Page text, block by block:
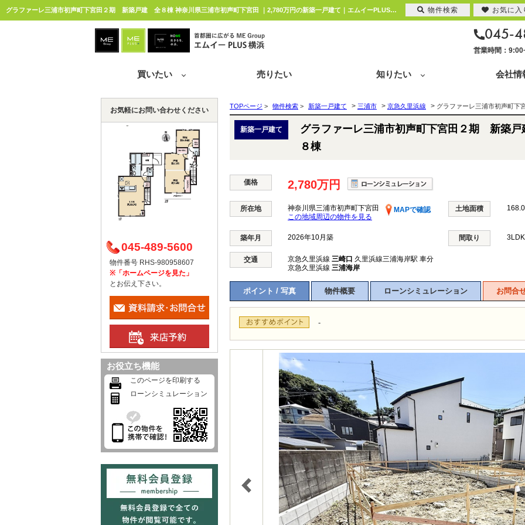
グラファーレ三浦市初声町下宮田２期 新築戸建 全８棟 神奈川県三浦市初声町下宮田 ｜2,780万円の新築一戸建て｜エムイーPLUS横浜
045-
営業時間：
買いたい 売りたい 知りたい 会社情
TOPページ > 物件検索 > 新築一戸建て > 三浦市 > 京急久里浜線 > グラファーレ三浦市初声町
新築一戸建て
グラファーレ三浦市初声町下宮田２期 新築
８棟
価格 2,780万円
所在地 神奈川県三浦市初声町下宮田
MAPで確認
この地域周辺の物件を見る
土地面積
築年月 2026年10月築 間取り
交通 京急久里浜線 三崎口 久里浜線三浦海岸駅 車分
京急久里浜線 三浦海岸
ポイント / 写真 物件概要 ローンシミュレーション お問合
-
お気軽にお問い合わせください
045-489-5600
物件番号 RHS-980958607
※「ホームページを見た」
とお伝え下さい。
お役立ち機能
このページを印刷する
ローンシミュレーション
物件検索 お気に入